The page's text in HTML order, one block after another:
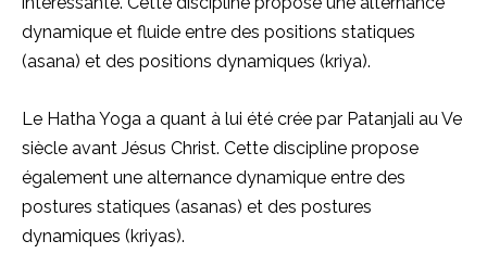
dynamique et fluide entre des positions statiques
(asana) et des positions dynamiques (kriya).
Le Hatha Yoga a quant à lui été crée par Patanjali au Ve
siècle avant Jésus Christ. Cette discipline propose
également une alternance dynamique entre des
postures statiques (asanas) et des postures
dynamiques (kriyas).